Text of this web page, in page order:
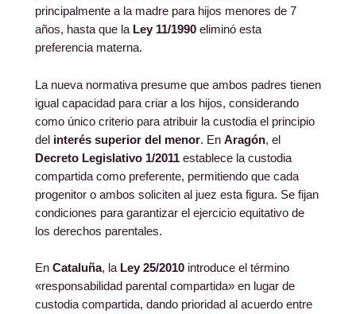
principalmente a la madre para hijos menores de 7
años, hasta que la Ley 11/1990 eliminó esta
preferencia materna.
La nueva normativa presume que ambos padres tienen
igual capacidad para criar a los hijos, considerando
como único criterio para atribuir la custodia el principio
del interés superior del menor. En Aragón, el
Decreto Legislativo 1/2011 establece la custodia
compartida como preferente, permitiendo que cada
progenitor o ambos soliciten al juez esta figura. Se fijan
condiciones para garantizar el ejercicio equitativo de
los derechos parentales.
En Cataluña, la Ley 25/2010 introduce el término
«responsabilidad parental compartida» en lugar de
custodia compartida, dando prioridad al acuerdo entre